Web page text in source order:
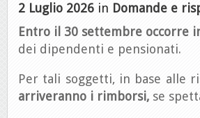
2 Luglio 2026 in Domande e
Entro il 30 settembre occorre
dei dipendenti e pensionati.
Per tali soggetti, in base alle
arriveranno i rimborsi, se